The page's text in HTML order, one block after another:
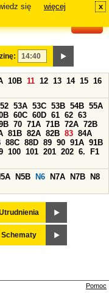
się
więcej x
10B 11 12 13 14 15 16
52 53A 53C 53B 54B 55A
60C 60D 61 62 63
70 71A 71B 72A 72B
81B 82A 82B 83 84A
88C 88D 89 90 91A 91B
100 101 201 202 6.
F1
N5B N6 N7A N7B
N8
Schematy
Pomoc